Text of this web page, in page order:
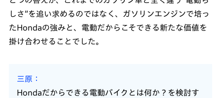
しさ”を追い求めるのではなく、ガソリンエンジンで培っ
たHondaの強みと、電動だからこそできる新たな価値を
掛け合わせることでした。
三原
Hondaだからできる電動バイクとは何か？を検討す